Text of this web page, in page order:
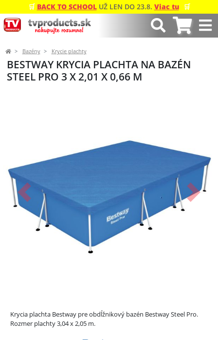
🛒 BACK TO SCHOOL UŽ LEN DO 23.8. Viac tu 🛒
Bazény Krycie plachty
BESTWAY KRYCIA PLACHTA NA BAZÉN
STEEL PRO 3 X 2,01 X 0,66 M
Predchádzajúci Ďalší
Krycia plachta Bestway pre obdĺžnikový bazén Bestway Steel Pro.
Rozmer plachty 3,04 x 2,05 m.